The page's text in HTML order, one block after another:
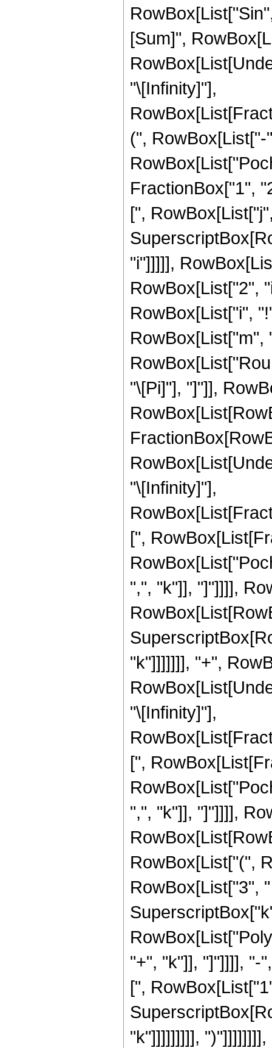
[Sum]",
"\[Infinity]"],
(",
FractionBox["1",
[",
"i"]]]]],
RowBox[List["2",
RowBox[List["i",
RowBox[List["m",
"\[Pi]"], "]"]],
"\[Infinity]"],
[",
",", "k"]], "]"]]]],
"k"]]]]]]], "+",
"\[Infinity]"],
[",
",", "k"]], "]"]]]],
RowBox[List["(",
RowBox[List["3",
"+", "k"]], "]"]]]], "-
[",
"k"]]]]]]]]],